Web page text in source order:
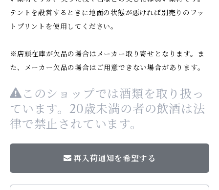
テントを設営するときに地面の状態が悪ければ別売りのフッ
トプリントを使用してください。
※店頭在庫が欠品の場合はメーカー取り寄せとなります。ま
た、メーカー欠品の場合はご用意できない場合があります。
このショップでは酒類を取り扱っ
ています。20歳未満の者の飲酒は法
律で禁止されています。
再入荷通知を希望する